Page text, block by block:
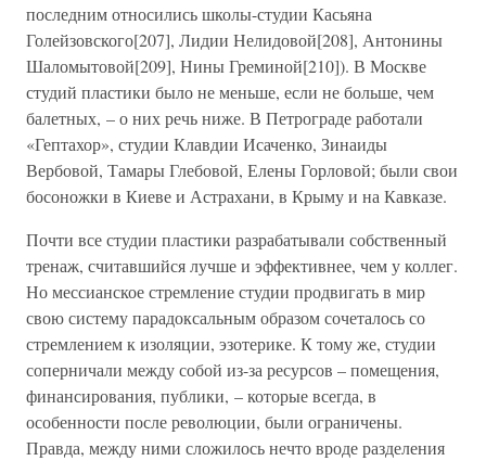
последним относились школы-студии Касьяна
Голейзовского[207], Лидии Нелидовой[208], Антонины
Шаломытовой[209], Нины Греминой[210]). В Москве
студий пластики было не меньше, если не больше, чем
балетных, – о них речь ниже. В Петрограде работали
«Гептахор», студии Клавдии Исаченко, Зинаиды
Вербовой, Тамары Глебовой, Елены Горловой; были свои
босоножки в Киеве и Астрахани, в Крыму и на Кавказе.
Почти все студии пластики разрабатывали собственный
тренаж, считавшийся лучше и эффективнее, чем у коллег.
Но мессианское стремление студии продвигать в мир
свою систему парадоксальным образом сочеталось со
стремлением к изоляции, эзотерике. К тому же, студии
соперничали между собой из-за ресурсов – помещения,
финансирования, публики, – которые всегда, в
особенности после революции, были ограничены.
Правда, между ними сложилось нечто вроде разделения